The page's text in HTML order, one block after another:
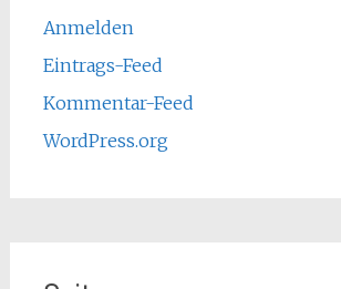
Anmelden
Eintrags-Feed
Kommentar-Feed
WordPress.org